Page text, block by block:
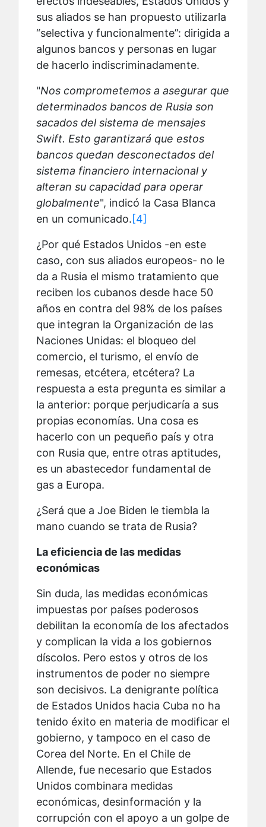
sus aliados se han propuesto utilizarla
“selectiva y funcionalmente”: dirigida a
algunos bancos y personas en lugar
de hacerlo indiscriminadamente.
"Nos comprometemos a asegurar que
determinados bancos de Rusia son
sacados del sistema de mensajes
Swift. Esto garantizará que estos
bancos quedan desconectados del
sistema financiero internacional y
alteran su capacidad para operar
globalmente", indicó la Casa Blanca
en un comunicado.[4]
¿Por qué Estados Unidos -en este
caso, con sus aliados europeos- no le
da a Rusia el mismo tratamiento que
reciben los cubanos desde hace 50
años en contra del 98% de los países
que integran la Organización de las
Naciones Unidas: el bloqueo del
comercio, el turismo, el envío de
remesas, etcétera, etcétera? La
respuesta a esta pregunta es similar a
la anterior: porque perjudicaría a sus
propias economías. Una cosa es
hacerlo con un pequeño país y otra
con Rusia que, entre otras aptitudes,
es un abastecedor fundamental de
gas a Europa.
¿Será que a Joe Biden le tiembla la
mano cuando se trata de Rusia?
La eficiencia de las medidas
económicas
Sin duda, las medidas económicas
impuestas por países poderosos
debilitan la economía de los afectados
y complican la vida a los gobiernos
díscolos. Pero estos y otros de los
instrumentos de poder no siempre
son decisivos. La denigrante política
de Estados Unidos hacia Cuba no ha
tenido éxito en materia de modificar el
gobierno, y tampoco en el caso de
Corea del Norte. En el Chile de
Allende, fue necesario que Estados
Unidos combinara medidas
económicas, desinformación y la
corrupción con el apoyo a un golpe de